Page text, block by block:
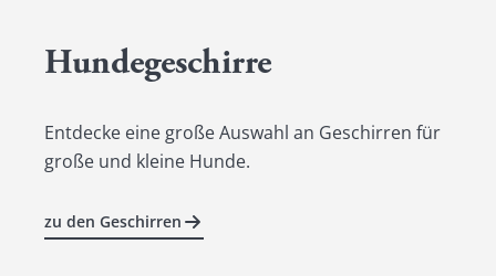
Hundegeschirre
Entdecke eine große Auswahl an Geschirren für
große und kleine Hunde.
zu den Geschirren